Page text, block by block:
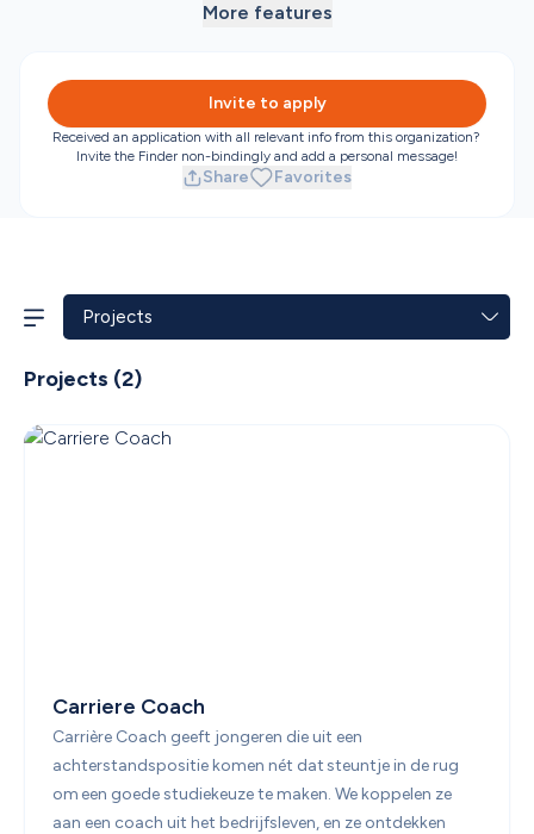
More features
Invite to apply
Received an application with all relevant info from this organization?
Invite the Finder non-bindingly and add a personal message!
Share Favorites
Projects (2)
Carriere Coach
Carrière Coach geeft jongeren die uit een
achterstandspositie komen nét dat steuntje in de rug
om een goede studiekeuze te maken. We koppelen ze
aan een coach uit het bedrijfsleven, en ze ontdekken